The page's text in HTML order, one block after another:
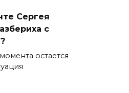
Сергея
с
остается